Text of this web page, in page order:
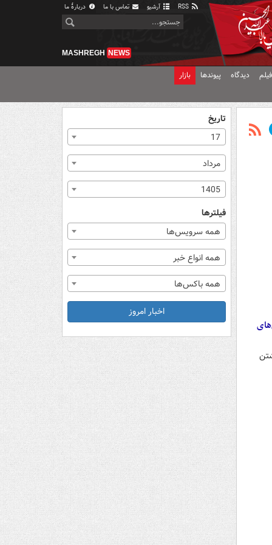
آرشیو تماس با ما دربارهٔ ما
MASHREGH NEWS
دیدگاه پیوندها بازار
تاریخ
17
مرداد
1405
فیلترها
همه سرویس‌ها
همه انواع خبر
همه باکس‌ها
اخبار امروز